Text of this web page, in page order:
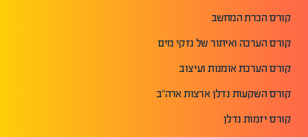
קורס הכרת המחשב
קורס הערכה ואיתור של נזקי מים
קורס הערכת אומנות ועיצוב
קורס השקעות נדלן ארצות ארה"ב
קורס יזמות נדלן